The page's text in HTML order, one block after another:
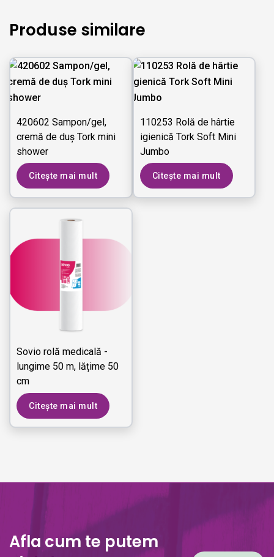
Produse similare
420602 Sampon/gel,
cremă de duș Tork mini
shower
Citește mai mult
110253 Rolă de hârtie
igienică Tork Soft Mini
Jumbo
Citește mai mult
Sovio rolă medicală -
lungime 50 m, lățime 50
cm
Citește mai mult
Afla cum te putem